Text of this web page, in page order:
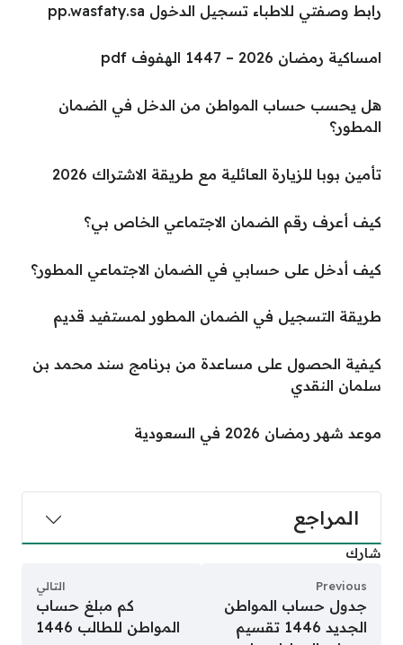
رابط وصفتي للاطباء تسجيل الدخول pp.wasfaty.sa
امساكية رمضان 2026 – 1447 الهفوف pdf
هل يحسب حساب المواطن من الدخل في الضمان
المطور؟
تأمين بوبا للزيارة العائلية مع طريقة الاشتراك 2026
كيف أعرف رقم الضمان الاجتماعي الخاص بي؟
كيف أدخل على حسابي في الضمان الاجتماعي المطور؟
طريقة التسجيل في الضمان المطور لمستفيد قديم
كيفية الحصول على مساعدة من برنامج سند محمد بن
سلمان النقدي
موعد شهر رمضان 2026 في السعودية
المراجع
شارك
Previous
جدول حساب المواطن
الجديد 1446 تقسيم
التالي
كم مبلغ حساب
المواطن للطالب 1446